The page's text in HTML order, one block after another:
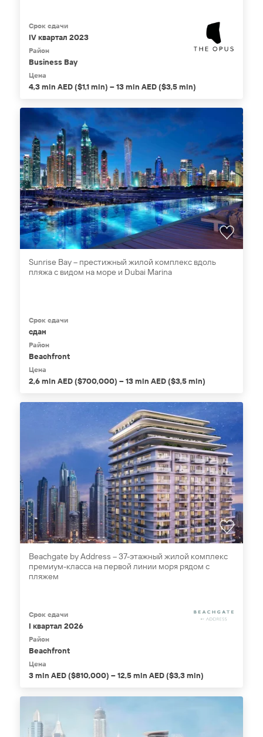
Срок сдачи
IV квартал 2023
Район
Business Bay
Цена
4,3 mln AED ($1,1 mln) – 13 mln AED ($3,5 mln)
Sunrise Bay – престижный жилой комплекс вдоль
пляжа с видом на море и Dubai Marina
Срок сдачи
сдан
Район
Beachfront
Цена
2,6 mln AED ($700,000) – 13 mln AED ($3,5 mln)
Beachgate by Address – 37-этажный жилой комплекс
премиум-класса на первой линии моря рядом с
пляжем
Срок сдачи
I квартал 2026
Район
Beachfront
Цена
3 mln AED ($810,000) – 12,5 mln AED ($3,3 mln)